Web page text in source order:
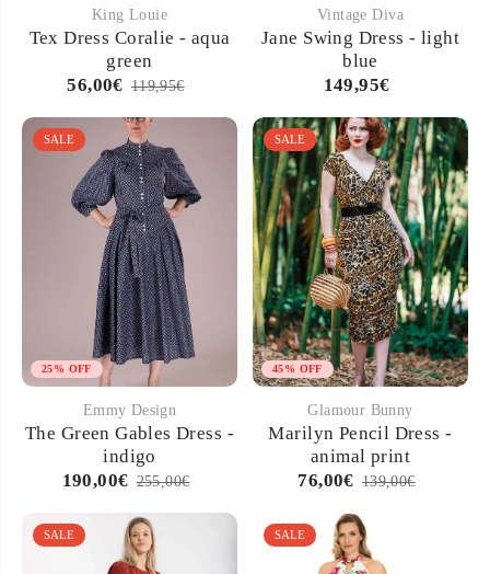
King Louie
Tex Dress Coralie - aqua
green
56,00€ 119,95€
Vintage Diva
Jane Swing Dress - light
blue
149,95€
25% OFF
SALE
Emmy Design
The Green Gables Dress -
indigo
190,00€ 255,00€
45% OFF
SALE
Glamour Bunny
Marilyn Pencil Dress -
animal print
76,00€ 139,00€
SALE SALE